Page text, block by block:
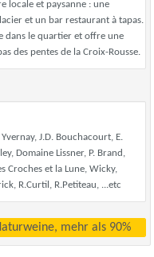
locale et paysanne : une
et un bar restaurant à tapas.
dans le quartier et offre une
des pentes de la Croix-Rousse.
J.D. Bouchacourt, E.
Domaine Lissner, P. Brand,
Croches et la Lune, Wicky,
R.Curtil, R.Petiteau, ...etc
mehr als 90%